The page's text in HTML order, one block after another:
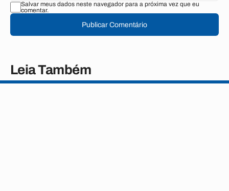
Salvar meus dados neste navegador para a próxima vez que eu
comentar.
Publicar Comentário
Leia Também